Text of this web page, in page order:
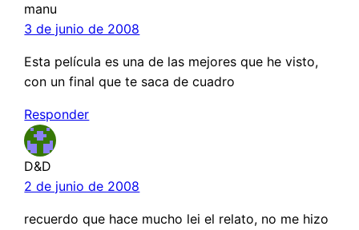
manu
3 de junio de 2008
Esta película es una de las mejores que he visto,
con un final que te saca de cuadro
Responder
D&D
2 de junio de 2008
recuerdo que hace mucho lei el relato, no me hizo